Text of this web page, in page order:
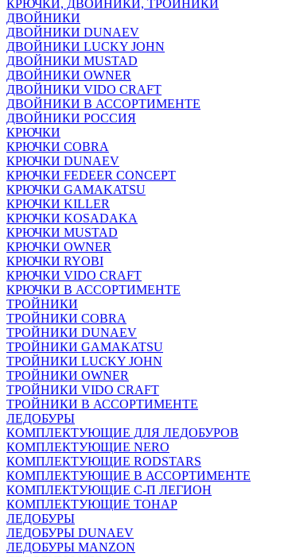
КРЮЧКИ, ДВОЙНИКИ, ТРОЙНИКИ
ДВОЙНИКИ
ДВОЙНИКИ DUNAEV
ДВОЙНИКИ LUCKY JOHN
ДВОЙНИКИ MUSTAD
ДВОЙНИКИ OWNER
ДВОЙНИКИ VIDO CRAFT
ДВОЙНИКИ В АССОРТИМЕНТЕ
ДВОЙНИКИ РОССИЯ
КРЮЧКИ
КРЮЧКИ COBRA
КРЮЧКИ DUNAEV
КРЮЧКИ FEDEER CONCEPT
КРЮЧКИ GAMAKATSU
КРЮЧКИ KILLER
КРЮЧКИ KOSADAKA
КРЮЧКИ MUSTAD
КРЮЧКИ OWNER
КРЮЧКИ RYOBI
КРЮЧКИ VIDO CRAFT
КРЮЧКИ В АССОРТИМЕНТЕ
ТРОЙНИКИ
ТРОЙНИКИ COBRA
ТРОЙНИКИ DUNAEV
ТРОЙНИКИ GAMAKATSU
ТРОЙНИКИ LUCKY JOHN
ТРОЙНИКИ OWNER
ТРОЙНИКИ VIDO CRAFT
ТРОЙНИКИ В АССОРТИМЕНТЕ
ЛЕДОБУРЫ
КОМПЛЕКТУЮЩИЕ ДЛЯ ЛЕДОБУРОВ
КОМПЛЕКТУЮЩИЕ NERO
КОМПЛЕКТУЮЩИЕ RODSTARS
КОМПЛЕКТУЮЩИЕ В АССОРТИМЕНТЕ
КОМПЛЕКТУЮЩИЕ С-П ЛЕГИОН
КОМПЛЕКТУЮЩИЕ ТОНАР
ЛЕДОБУРЫ
ЛЕДОБУРЫ DUNAEV
ЛЕДОБУРЫ MANZON